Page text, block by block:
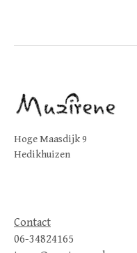
Hoge Maasdijk 9
Hedikhuizen
Contact
06-34824165